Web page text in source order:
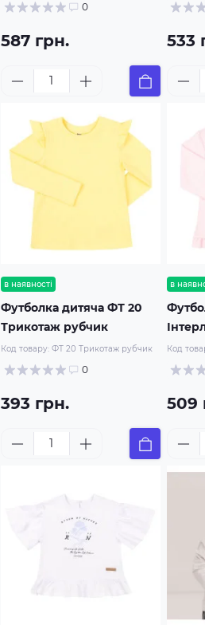
0
587 грн. 533
в наявності
Футболка дитяча ФТ 20
Трикотаж рубчик
Код товару: ФТ 20 Трикотаж рубчик
0
393 грн.
в
Код
509